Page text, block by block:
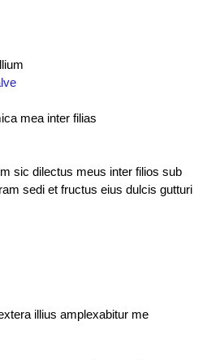
mea inter filias
sic dilectus meus inter filios sub
sedi et fructus eius dulcis gutturi
illius amplexabitur me